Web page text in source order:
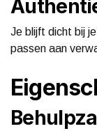
Je blijft dicht bij
passen aan